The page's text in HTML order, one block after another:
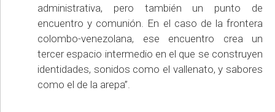
administrativa, pero también un punto de
encuentro y comunión. En el caso de la frontera
colombo-venezolana, ese encuentro crea un
tercer espacio intermedio en el que se construyen
identidades, sonidos como el vallenato, y sabores
como el de la arepa”.